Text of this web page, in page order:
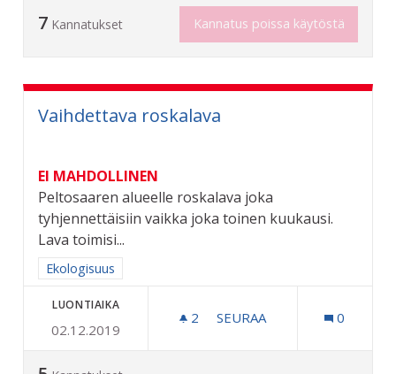
7 Kannatukset Kannatus poissa käytöstä
Vaihdettava roskalava
EI MAHDOLLINEN
Peltosaaren alueelle roskalava joka
tyhjennettäisiin vaikka joka toinen kuukausi.
Lava toimisi...
Rajaa tulokset aihepiirin mukaan: Ekologisuus
Ekologisuus
LUONTIAIKA
02.12.2019
2 2 SEURAAJAA
SEURAA 0